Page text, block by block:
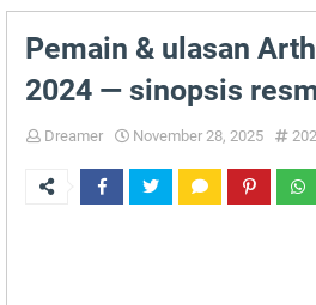
Pemain & ulasan
2024 — sinopsis
Dreamer November 28, 2025